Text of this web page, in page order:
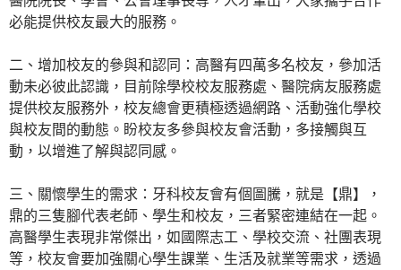
必能提供校友最大的服務。
二、增加校友的參與和認同：高醫有四萬多名校友，參加活
動未必彼此認識，目前除學校校友服務處、醫院病友服務處
提供校友服務外，校友總會更積極透過網路、活動強化學校
與校友間的動態。盼校友多參與校友會活動，多接觸與互
動，以增進了解與認同感。
三、關懷學生的需求：牙科校友會有個圖騰，就是【鼎】，
鼎的三隻腳代表老師、學生和校友，三者緊密連結在一起。
高醫學生表現非常傑出，如國際志工、學校交流、社團表現
等，校友會要加強關心學生課業、生活及就業等需求，透過